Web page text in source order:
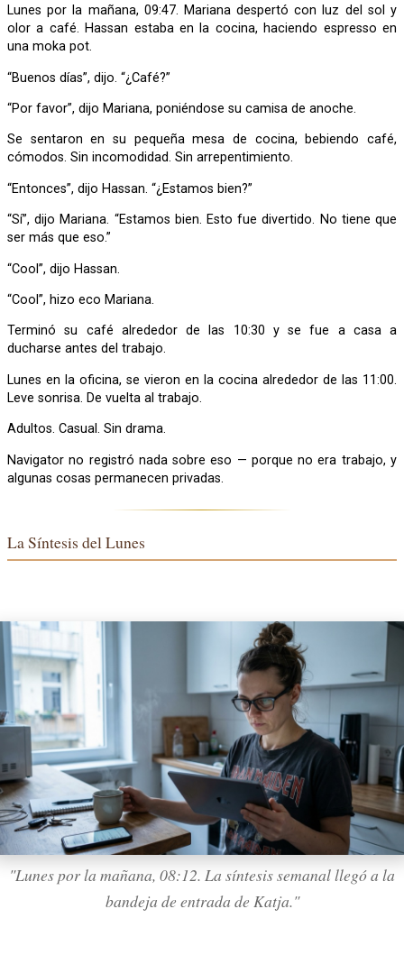
Lunes por la mañana, 09:47. Mariana despertó con luz del sol y
olor a café. Hassan estaba en la cocina, haciendo espresso en
una moka pot.
“Buenos días”, dijo. “¿Café?”
“Por favor”, dijo Mariana, poniéndose su camisa de anoche.
Se sentaron en su pequeña mesa de cocina, bebiendo café,
cómodos. Sin incomodidad. Sin arrepentimiento.
“Entonces”, dijo Hassan. “¿Estamos bien?”
“Sí”, dijo Mariana. “Estamos bien. Esto fue divertido. No tiene que
ser más que eso.”
“Cool”, dijo Hassan.
“Cool”, hizo eco Mariana.
Terminó su café alrededor de las 10:30 y se fue a casa a
ducharse antes del trabajo.
Lunes en la oficina, se vieron en la cocina alrededor de las 11:00.
Leve sonrisa. De vuelta al trabajo.
Adultos. Casual. Sin drama.
Navigator no registró nada sobre eso — porque no era trabajo, y
algunas cosas permanecen privadas.
La Síntesis del Lunes
"Lunes por la mañana, 08:12. La síntesis semanal llegó a la
bandeja de entrada de Katja."